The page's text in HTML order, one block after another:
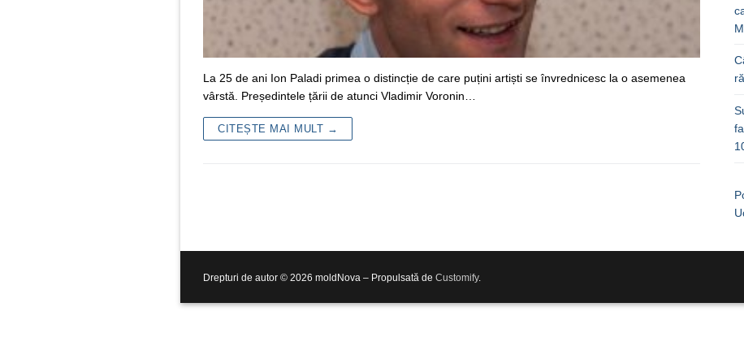
La 25 de ani Ion Paladi primea o distincție de care puțini artiști se învrednicesc la o asemenea
vârstă. Președintele țării de atunci Vladimir Voronin…
CITEȘTE MAI MULT →
Drepturi de autor © 2026 moldNova – Propulsată de Customify.